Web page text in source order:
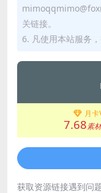
关链接。
6. 凡使用本站服务
月卡
7.68素
获取资源链接遇到问